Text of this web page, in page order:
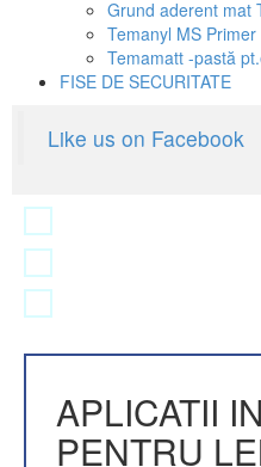
Grund aderent mat
Temanyl MS Primer
Temamatt -pastă
FISE DE SECURITATE
Like us on Facebook
APLICATII
PENTRU